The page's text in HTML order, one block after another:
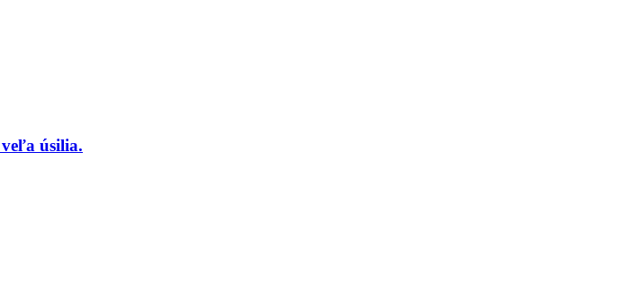
úsilia.